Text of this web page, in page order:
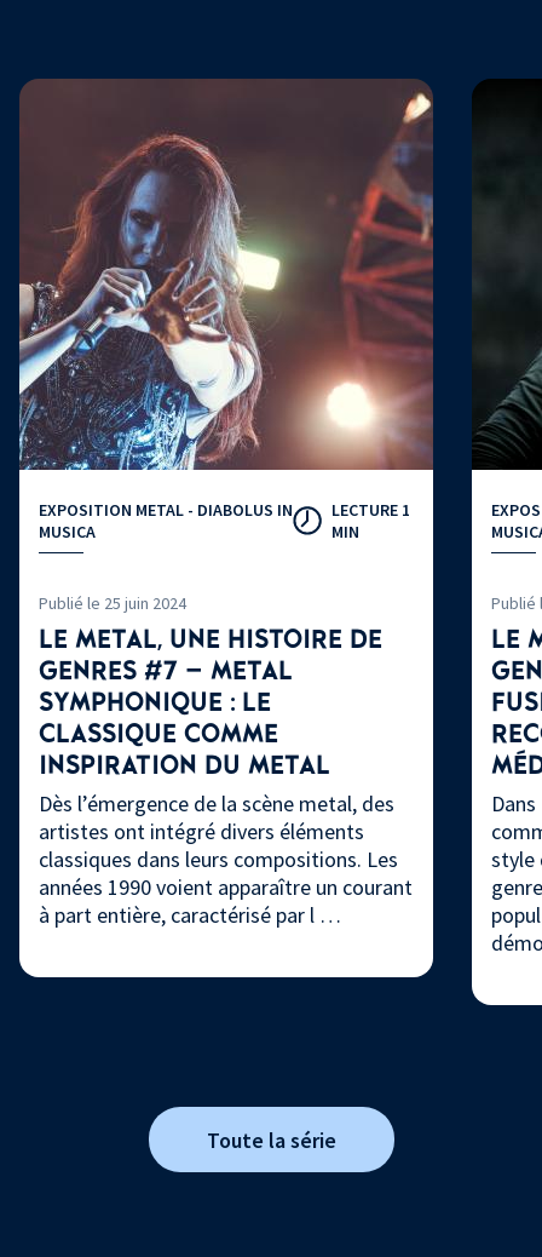
EXPOSITION METAL - DIABOLUS IN
MUSICA
LECTURE 1
MIN
Publié le 25 juin 2024
LE METAL, UNE HISTOIRE DE
GENRES #7 – METAL
SYMPHONIQUE : LE
CLASSIQUE COMME
INSPIRATION DU METAL
Dès l’émergence de la scène metal, des
artistes ont intégré divers éléments
classiques dans leurs compositions. Les
années 1990 voient apparaître un courant
à part entière, caractérisé par l …
Publié
LE
style
Toute la série